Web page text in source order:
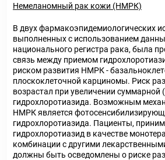
Немеланомный рак кожи (НМРК)
В двух фармакоэпидемиологических
выполненных с использованием
национального регистра рака, была
связь между приемом
риском развития НМРК -
плоскоклеточной карциномы. Риск
возрастал при увеличении суммарной
гидрохлоротиазида. Возможным
НМРК является
гидрохлоротиазида. Пациенты,
гидрохлоротиазид в качестве
комбинации с другими
должны быть осведомлены о риске